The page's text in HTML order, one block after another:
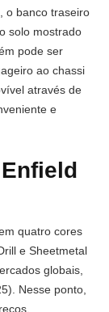
o banco traseiro
solo mostrado
pode ser
ao chassi
através de
e
quatro cores
e Sheetmetal
globais,
Nesse ponto,